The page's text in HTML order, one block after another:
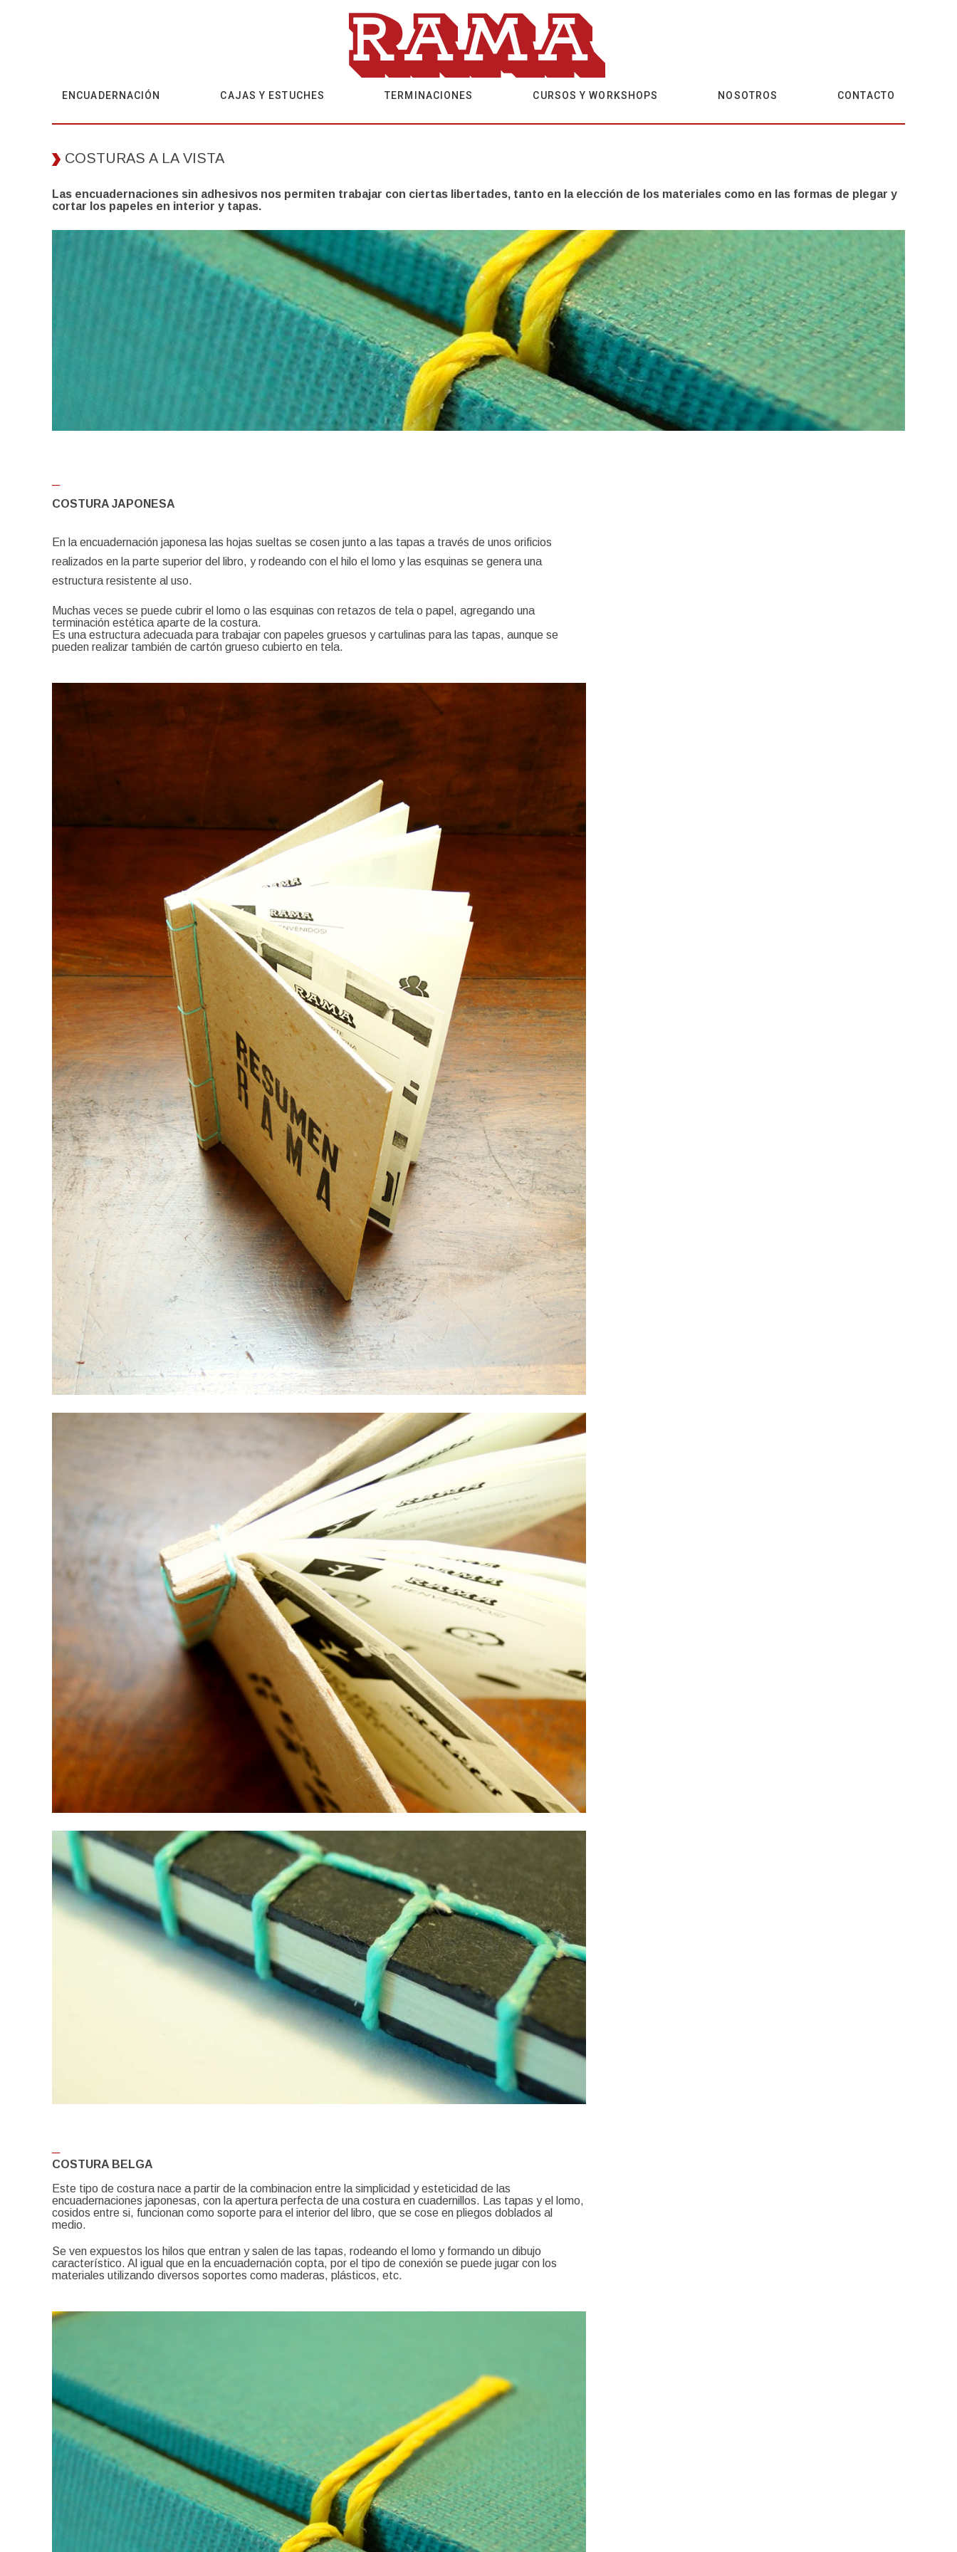
ENCUADERNACIÓN CAJAS Y ESTUCHES TERMINACIONES CURSOS Y WORKSHOPS NOSOTROS CONTACTO
COSTURAS A LA VISTA
Las encuadernaciones sin adhesivos nos permiten trabajar con ciertas libertades, tanto en la elección de los materiales como en las formas de plegar y
cortar los papeles en interior y tapas.
─
COSTURA JAPONESA
En la encuadernación japonesa las hojas sueltas se cosen junto a las tapas a través de unos orificios
realizados en la parte superior del libro, y rodeando con el hilo el lomo y las esquinas se genera una
estructura resistente al uso.
Muchas veces se puede cubrir el lomo o las esquinas con retazos de tela o papel, agregando una
terminación estética aparte de la costura.
Es una estructura adecuada para trabajar con papeles gruesos y cartulinas para las tapas, aunque se
pueden realizar también de cartón grueso cubierto en tela.
─
COSTURA BELGA
Este tipo de costura nace a partir de la combinacion entre la simplicidad y esteticidad de las
encuadernaciones japonesas, con la apertura perfecta de una costura en cuadernillos. Las tapas y el lomo,
cosidos entre si, funcionan como soporte para el interior del libro, que se cose en pliegos doblados al
medio.
Se ven expuestos los hilos que entran y salen de las tapas, rodeando el lomo y formando un dibujo
característico. Al igual que en la encuadernación copta, por el tipo de conexión se puede jugar con los
materiales utilizando diversos soportes como maderas, plásticos, etc.